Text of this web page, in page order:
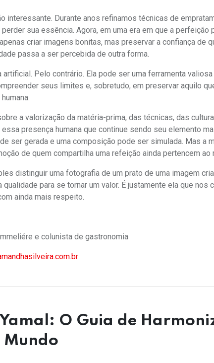
interessante. Durante anos refinamos técnicas de
sua essência. Agora, em uma era em que a
criar imagens bonitas, mas preservar a confiança de
passa a ser percebida de outra forma.
Pelo contrário. Ela pode ser uma ferramenta
seus limites e, sobretudo, em preservar aquilo
a valorização da matéria-prima, das técnicas, das
presença humana que continue sendo seu elemento
ser gerada e uma composição pode ser simulada. Mas a
de quem compartilha uma refeição ainda pertencem ao
distinguir uma fotografia de um prato de uma imagem
para se tornar um valor. É justamente ela que nos
ainda mais respeito.
e colunista de gastronomia
Yamal: O Guia de
Mundo